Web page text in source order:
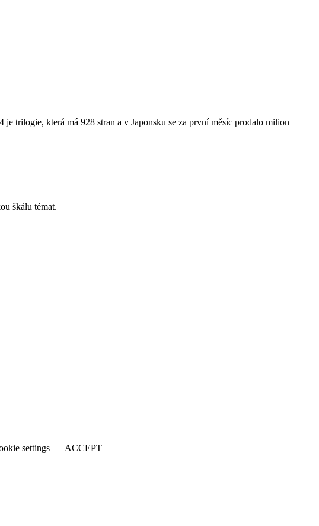
trilogie, která má 928 stran a v Japonsku se za první měsíc prodalo milion
škálu témat.
settings ACCEPT